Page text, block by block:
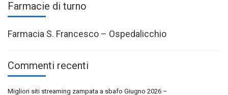
Farmacie di turno
Farmacia S. Francesco – Ospedalicchio
Commenti recenti
Migliori siti streaming zampata a sbafo Giugno 2026 –